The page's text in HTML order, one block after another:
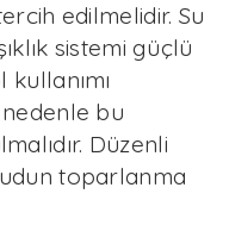
edilmelidir. Su
sistemi güçlü
bu
Düzenli
toparlanma